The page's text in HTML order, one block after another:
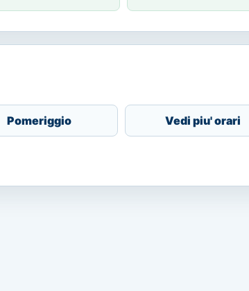
Pomeriggio Vedi piu' orari